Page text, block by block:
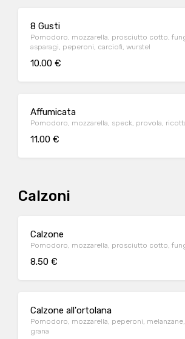
8 Gusti
Pomodoro, mozzarella, prosciutto cotto,
asparagi, peperoni, carciofi, wurstel
10.00 €
Affumicata
Pomodoro, mozzarella, speck, provola,
11.00 €
Calzoni
Calzone
Pomodoro, mozzarella, prosciutto cotto,
8.50 €
Calzone all'ortolana
Pomodoro, mozzarella, peperoni,
grana